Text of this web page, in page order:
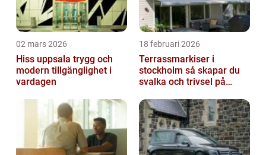
02 mars 2026
Hiss uppsala trygg och
modern tillgänglighet i
vardagen
18 februari 2026
Terrassmarkiser i
stockholm så skapar du
svalka och trivsel på